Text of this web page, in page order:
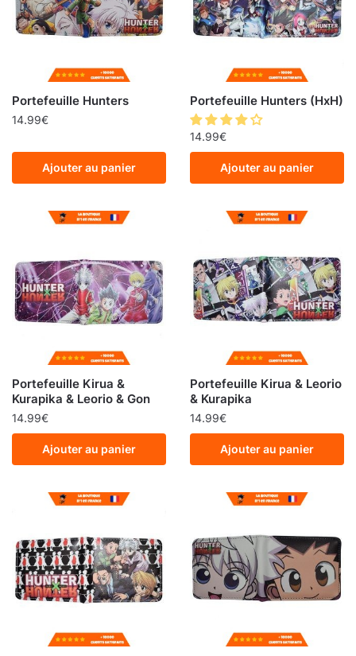
Portefeuille Hunters
14.99€
Ajouter au panier
Portefeuille Hunters (HxH)
14.99€
Ajouter au panier
Portefeuille Kirua &
Kurapika & Leorio & Gon
14.99€
Ajouter au panier
Portefeuille Kirua & Leorio
& Kurapika
14.99€
Ajouter au panier